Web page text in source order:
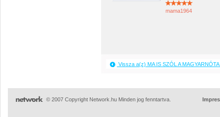
mama1964
Vissza a(z) MA IS SZÓL A
© 2007 Copyright Network.hu Minden jog fenntartva.